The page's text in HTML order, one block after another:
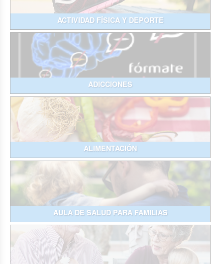
ACTIVIDAD FÍSICA Y DEPORTE
ADICCIONES
ALIMENTACIÓN
AULA DE SALUD PARA FAMILIAS